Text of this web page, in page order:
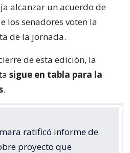
alcanzar un acuerdo de
los senadores voten la
de la jornada.
de esta edición, la
sigue en tabla para la
.
ratificó informe de
proyecto que